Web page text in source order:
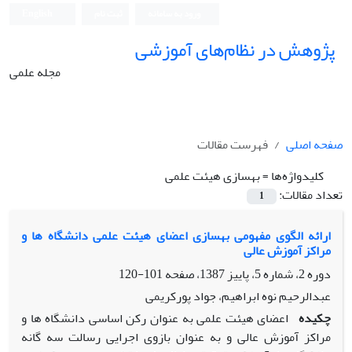
پژوهش در نظام‌های آموزشی
مجله علمی
صفحه اصلی
فهرست مقالات
کلیدواژه‌ها =بهسازی هیئت علمی
تعداد مقالات:
1
ارائه الگوی مفهومی بهسازی اعضای هیئت علمی دانشگاه ها و
مراکز آموزش عالی
دوره 2، شماره 5، پاییز 1387، صفحه
101-120
عبدالرحیم نوه ابراهیم، جواد پورکریمی
چکیده اعضای هیئت علمی به عنوان رکن اساسی دانشگاه ها و
مراکز آموزش عالی و به عنوان بازوی اجرایی رسالت سه گانه